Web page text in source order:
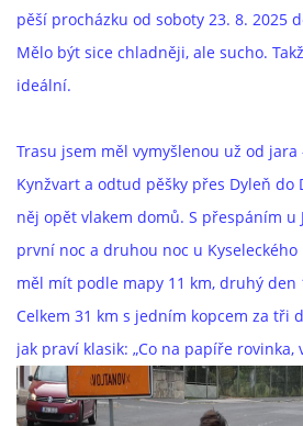
ROK 2022
ROK 2021
HAZLOVSKÁ SEKCE AŠSKÝCH
© 2026 eStránky.cz
pěší procházku od soboty 23. 8. 2025
Mělo být sice chladněji, ale sucho.
ideální.
Trasu jsem měl vymyšlenou už od jara
Kynžvart a odtud pěšky přes Dyleň do
něj opět vlakem domů. S přespáním u
první noc a druhou noc u
měl mít podle mapy 11 km, druhý den
Celkem 31 km s jedním kopcem za tři
jak praví klasik: „Co na papíře rovinka,